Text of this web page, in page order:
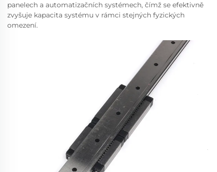
panelech a automatizačních systémech, čímž se efektivně
zvyšuje kapacita systému v rámci stejných fyzických
omezení.